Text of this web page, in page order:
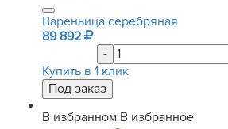
Вареньица серебряная
89 892
-
Купить в 1 клик
В избранном В избранное